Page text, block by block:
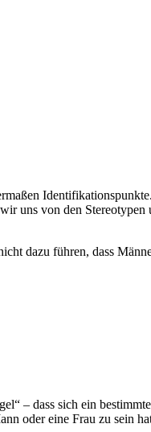
uns von den Stereotypen
dazu führen, dass
– dass sich ein
oder eine Frau zu sein